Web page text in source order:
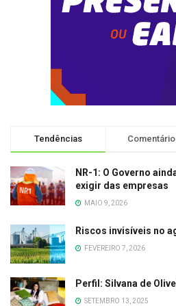
Tendências
NR-1: O Governo
exigir das empresas
MAIO 9, 2026
Riscos invisíveis no
FEVEREIRO 7, 2026
Perfil: Silvana de
SETEMBRO 13, 2025